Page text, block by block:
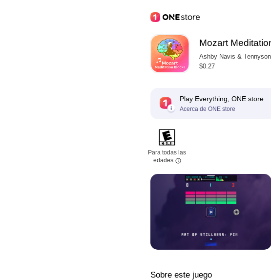
Mozart
Ashby Navis &
$0.27
Play Everything, ONE store
Acerca de ONE store
Para todas las
edades
Sobre este juego